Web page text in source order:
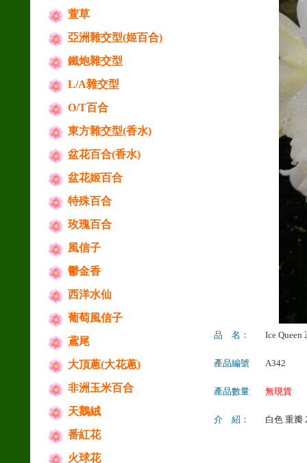
萱草
亞洲雜交型(姬百合)
鐵炮雜交型
L/A雜交型
O/T百合
東方雜交型(香水)
盆花百合(香水)
盆花姬百合
特殊百合
玫瑰百合
風信子
鬱金香
西洋水仙
葡萄風信子
鳶尾
大頂蔥(大花蔥)
非洲玉米百合
天鵝絨
番紅花
火球花
品 名： Ice Queen
產品編號 A342
產品數量 無現貨
介 紹： 白色 重瓣